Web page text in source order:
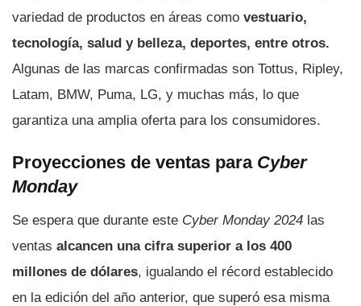
variedad de productos en áreas como vestuario,
tecnología, salud y belleza, deportes, entre otros.
Algunas de las marcas confirmadas son Tottus, Ripley,
Latam, BMW, Puma, LG, y muchas más, lo que
garantiza una amplia oferta para los consumidores.
Proyecciones de ventas para Cyber
Monday
Se espera que durante este Cyber Monday 2024 las
ventas alcancen una cifra superior a los 400
millones de dólares, igualando el récord establecido
en la edición del año anterior, que superó esa misma